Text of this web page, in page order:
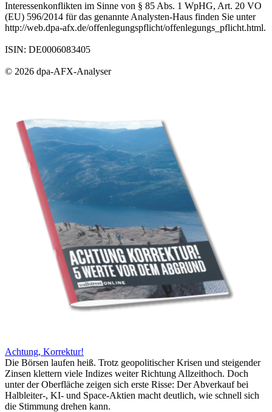
Interessenkonflikten im Sinne von § 85 Abs. 1 WpHG, Art. 20 VO
(EU) 596/2014 für das genannte Analysten-Haus finden Sie unter
http://web.dpa-afx.de/offenlegungspflicht/offenlegungs_pflicht.html.
ISIN: DE0006083405
© 2026 dpa-AFX-Analyser
Achtung, Korrektur!
Die Börsen laufen heiß. Trotz geopolitischer Krisen und steigender
Zinsen klettern viele Indizes weiter Richtung Allzeithoch. Doch
unter der Oberfläche zeigen sich erste Risse: Der Abverkauf bei
Halbleiter-, KI- und Space-Aktien macht deutlich, wie schnell sich
die Stimmung drehen kann.